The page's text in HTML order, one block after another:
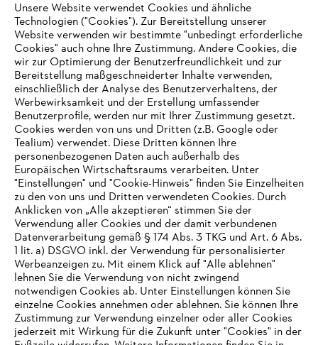
#STIHL
Unternehmen
Häufig gestellte Fragen
Service
IHR BROWSER WIRD NICHT
UNTERSTÜTZT
Sie nutzen einen Browser, den wir noch nicht unterstützen. Für
Unsere Website verwendet Cookies und ähnliche
Technologien ("Cookies"). Zur Bereitstellung unserer
Website verwenden wir bestimmte "unbedingt erforderliche
Cookies" auch ohne Ihre Zustimmung. Andere Cookies, die
wir zur Optimierung der Benutzerfreundlichkeit und zur
Bereitstellung maßgeschneiderter Inhalte verwenden,
einschließlich der Analyse des Benutzerverhaltens, der
Werbewirksamkeit und der Erstellung umfassender
Benutzerprofile, werden nur mit Ihrer Zustimmung gesetzt.
Cookies werden von uns und Dritten (z.B. Google oder
Tealium) verwendet. Diese Dritten können Ihre
personenbezogenen Daten auch außerhalb des
Europäischen Wirtschaftsraums verarbeiten. Unter
"Einstellungen" und "Cookie-Hinweis" finden Sie Einzelheiten
zu den von uns und Dritten verwendeten Cookies. Durch
Anklicken von „Alle akzeptieren“ stimmen Sie der
Verwendung aller Cookies und der damit verbundenen
Datenverarbeitung gemäß § 174 Abs. 3 TKG und Art. 6 Abs.
1 lit. a) DSGVO inkl. der Verwendung für personalisierter
Werbeanzeigen zu. Mit einem Klick auf "Alle ablehnen"
lehnen Sie die Verwendung von nicht zwingend
notwendigen Cookies ab. Unter Einstellungen können Sie
einzelne Cookies annehmen oder ablehnen. Sie können Ihre
Zustimmung zur Verwendung einzelner oder aller Cookies
jederzeit mit Wirkung für die Zukunft unter "Cookies" in der